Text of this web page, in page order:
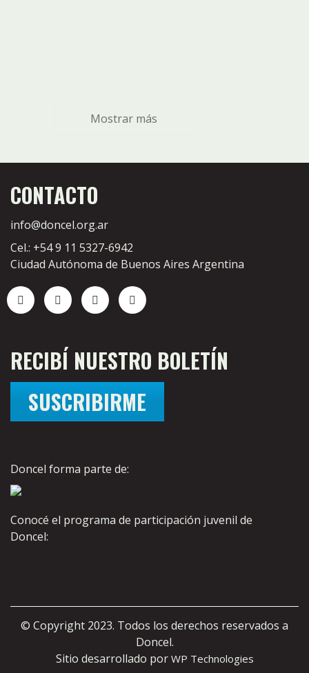
Mostrar más
CONTACTO
info@doncel.org.ar
Cel.: +54 9 11 5327-6942
Ciudad Autónoma de Buenos Aires Argentina
RECIBÍ NUESTRO BOLETÍN
SUSCRIBIRME
Doncel forma parte de:
Conocé el programa de participación juvenil de
Doncel:
© Copyright 2023. Todos los derechos reservados a
Doncel.
Sitio desarrollado por WP Technologies